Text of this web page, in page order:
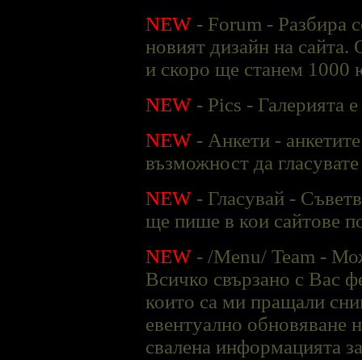
NEW - Forum - Разбира
новият дизайн на сайта.
и скоро ще станем 1000
NEW - Pics - Галерията
NEW - Анкети -
възможност да
NEW - Гласувай -
ще пише в кои сайтове
NEW - /Menu/ Team -
Всичко свързано с Вас
които са ми пращали
евентуално обновяване
свалена информацията